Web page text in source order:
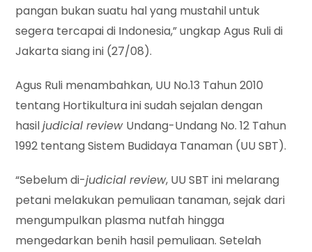
pangan bukan suatu hal yang mustahil untuk
segera tercapai di Indonesia,” ungkap Agus Ruli di
Jakarta siang ini (27/08).
Agus Ruli menambahkan, UU No.13 Tahun 2010
tentang Hortikultura ini sudah sejalan dengan
hasiljudicial review Undang-Undang No. 12 Tahun
1992 tentang Sistem Budidaya Tanaman (UU SBT).
“Sebelum di-judicial review, UU SBT ini melarang
petani melakukan pemuliaan tanaman, sejak dari
mengumpulkan plasma nutfah hingga
mengedarkan benih hasil pemuliaan. Setelah